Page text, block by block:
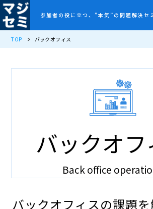
参加者の役に立つ、”本気”の問題解決セ
TOP バックオフィス
バックオフ
Back office
バックオフィスの課題